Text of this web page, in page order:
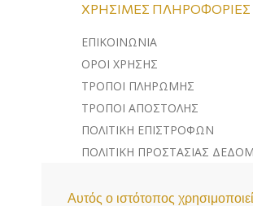
Αυτός ο ιστότοπος
ΧΡΉΣΙΜΕΣ ΠΛΗΡΟΦΟΡΊΕΣ
ΕΠΙΚΟΙΝΩΝΊΑ
ΌΡΟΙ ΧΡΉΣΗΣ
ΤΡΌΠΟΙ ΠΛΗΡΩΜΉΣ
ΤΡΌΠΟΙ ΑΠΟΣΤΟΛΉΣ
ΠΟΛΙΤΙΚΉ ΕΠΙΣΤΡΟΦΏΝ
ΠΟΛΙΤΙΚΉ ΠΡΟΣΤΑΣΊΑΣ